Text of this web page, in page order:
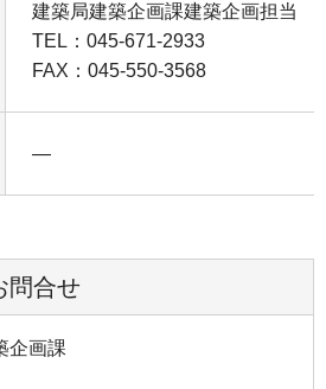
建築局建築企画課建築企画担当
TEL：045-671-2933
FAX：045-550-3568
―
問合せ
企画課